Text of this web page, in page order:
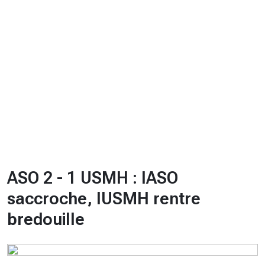
ASO 2 - 1 USMH : lASO
saccroche, lUSMH rentre
bredouille